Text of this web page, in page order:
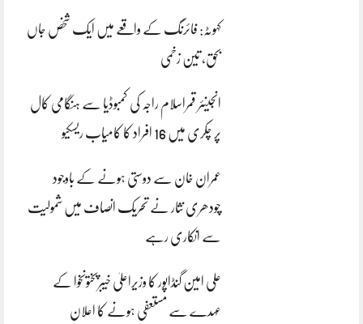
کہوٹہ: فائرنگ کے واقعے میں ایک شخص جاں
بحق، تین زخمی
انجینئر قمراسلام راجہ کی کمبوڈیا سے ہنگامی کال
پر چکری میں 16 افراد کا کامیاب ریسکیو
عمران خان سے دوستی ہونے کے باوجود
چودھری نثار نے تحریک انصاف میں شمولیت
سے انکاری رہے
علی امین گنڈاپور کا وزیراعلیٰ خیبرپختونخوا کے
عہدے سے مستعفی ہونے کا اعلان